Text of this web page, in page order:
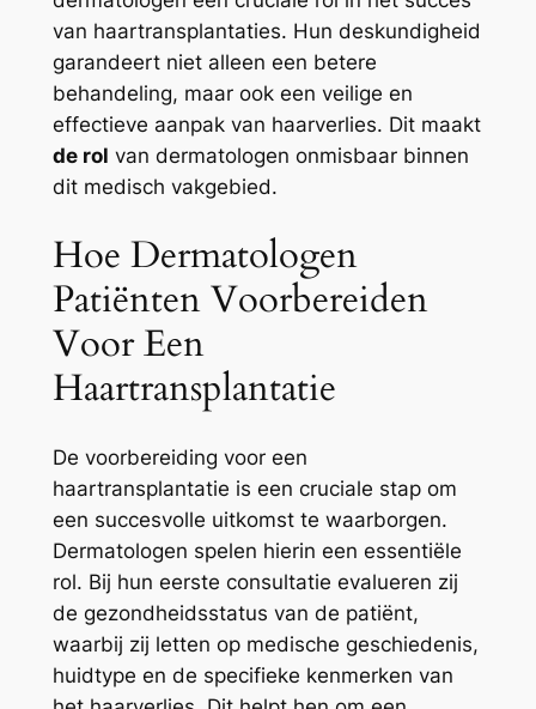
van haartransplantaties. Hun deskundigheid
garandeert niet alleen een betere
behandeling, maar ook een veilige en
effectieve aanpak van haarverlies. Dit maakt
de rol van dermatologen onmisbaar binnen
dit medisch vakgebied.
Hoe Dermatologen
Patiënten Voorbereiden
Voor Een
Haartransplantatie
De voorbereiding voor een
haartransplantatie is een cruciale stap om
een succesvolle uitkomst te waarborgen.
Dermatologen spelen hierin een essentiële
rol. Bij hun eerste consultatie evalueren zij
de gezondheidsstatus van de patiënt,
waarbij zij letten op medische geschiedenis,
huidtype en de specifieke kenmerken van